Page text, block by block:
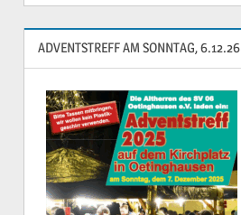
ADVENTSTREFF AM SONNTAG, 6.12.26